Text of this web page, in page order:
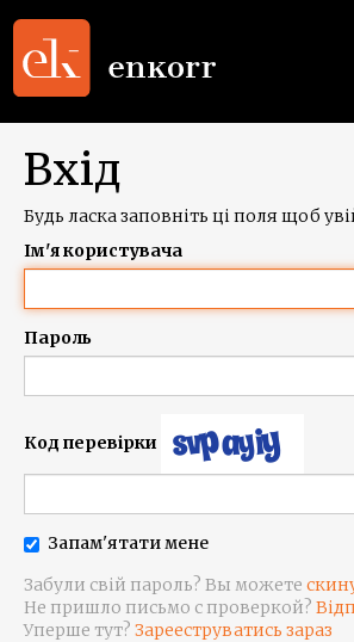
Вхід
Будь ласка заповніть ці поля щоб
Ім'я користувача
Пароль
Код перевірки
Запам'ятати мене
Забули свій пароль? Вы можете
Не пришло письмо с проверкой?
Уперше тут? Зарееструватись зараз